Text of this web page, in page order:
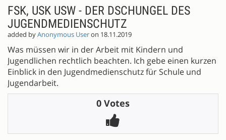
FSK, USK USW - DER DSCHUNGEL DES
JUGENDMEDIENSCHUTZ
added byAnonymous Useron 18.11.2019
Was müssen wir in der Arbeit mit Kindern und
Jugendlichen rechtlich beachten. Ich gebe einen kurzen
Einblick in den Jugendmedienschutz für Schule und
Jugendarbeit.
0 Votes